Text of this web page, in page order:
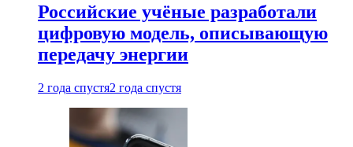
Российские учёные разработали
цифровую модель, описывающую
передачу энергии
2 года спустя2 года спустя